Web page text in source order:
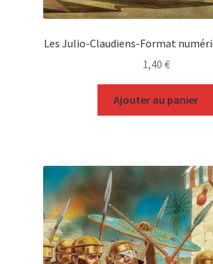
Les Julio-Claudiens-Format
1,40 €
Ajouter au panier